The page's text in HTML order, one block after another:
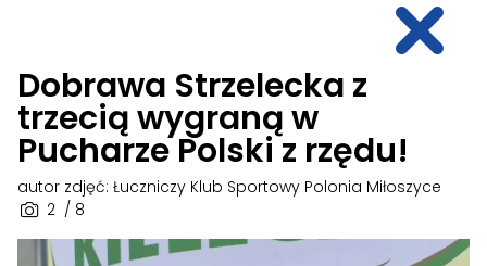
Dobrawa Strzelecka z
trzecią wygraną w
Pucharze Polski z rzędu!
2 / 8
autor zdjęć: Łuczniczy Klub Sportowy Polonia Miłoszyce